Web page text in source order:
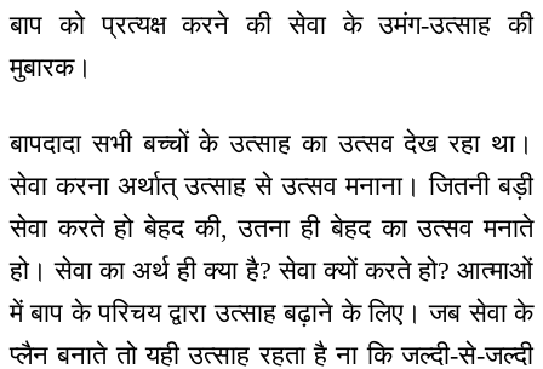
बाप को प्रत्यक्ष करने की सेवा के उमंग-उत्साह की
मुबारक।
बापदादा सभी बच्चों के उत्साह का उत्सव देख रहा था।
सेवा करना अर्थात् उत्साह से उत्सव मनाना। जितनी बड़ी
सेवा करते हो बेहद की, उतना ही बेहद का उत्सव मनाते
हो। सेवा का अर्थ ही क्या है? सेवा क्यों करते हो? आत्माओं
में बाप के परिचय द्वारा उत्साह बढ़ाने के लिए। जब सेवा के
प्लैन बनाते तो यही उत्साह रहता है ना कि जल्दी-से-जल्दी